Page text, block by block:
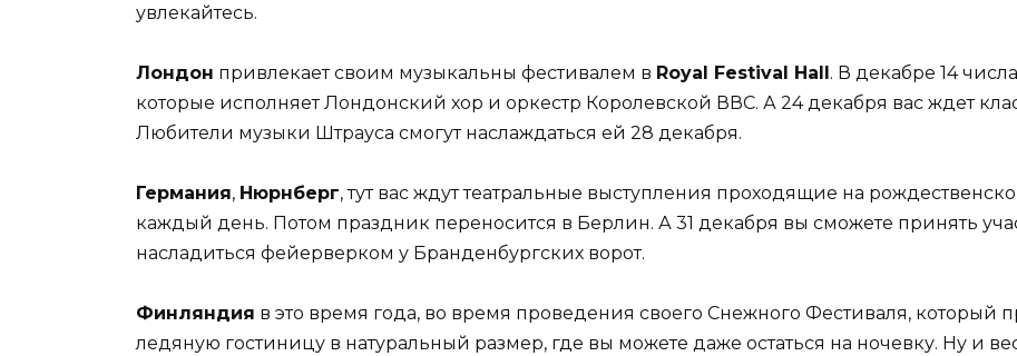
увлекайтесь.
Лондон привлекает своим музыкальны фестивалем в Royal Festival Hall. В декабре 14
которые исполняет Лондонский хор и оркестр Королевской ВВС. А 24 декабря вас ждет
Любители музыки Штрауса смогут наслаждаться ей 28 декабря.
Германия, Нюрнберг, тут вас ждут театральные выступления проходящие на
каждый день. Потом праздник переносится в Берлин. А 31 декабря вы сможете принять
насладиться фейерверком у Бранденбургских ворот.
Финляндия в это время года, во время проведения своего Снежного Фестиваля, который
ледяную гостиницу в натуральный размер, где вы можете даже остаться на ночевку. Ну и